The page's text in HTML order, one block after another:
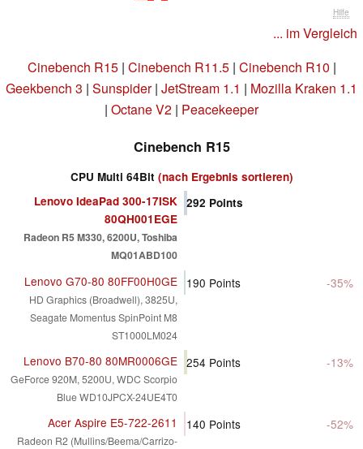
Hilfe
... im Vergleich
Cinebench R15| Cinebench R11.5| Cinebench R10 |
Geekbench 3 | Sunspider| JetStream 1.1 | Mozilla Kraken 1.1
| Octane V2 | Peacekeeper
Cinebench R15
CPU Multi 64Bit (nach Ergebnis sortieren)
Lenovo IdeaPad 300-17ISK
80QH001EGE
Radeon R5 M330, 6200U, Toshiba
MQ01ABD100
292 Points
Lenovo G70-80 80FF00H0GE
HD Graphics (Broadwell), 3825U,
Seagate Momentus SpinPoint M8
ST1000LM024
190 Points -35%
Lenovo B70-80 80MR0006GE
GeForce 920M, 5200U, WDC Scorpio
Blue WD10JPCX-24UE4T0
254 Points -13%
Acer Aspire E5-722-2611
Radeon R2 (Mullins/Beema/Carrizo-
140 Points -52%